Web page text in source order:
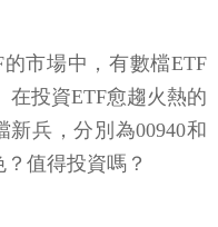
市場中，有數檔ETF
在投資ETF愈趨火熱的
兵，分別為00940和
值得投資嗎？